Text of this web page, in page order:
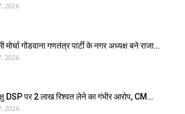
2026
मोर्चा गोंडवाना गणतंत्र पार्टी के नगर अध्यक्ष बने राजा…
2026
DSP पर ₹2 लाख रिश्वत लेने का गंभीर आरोप, CM…
2026